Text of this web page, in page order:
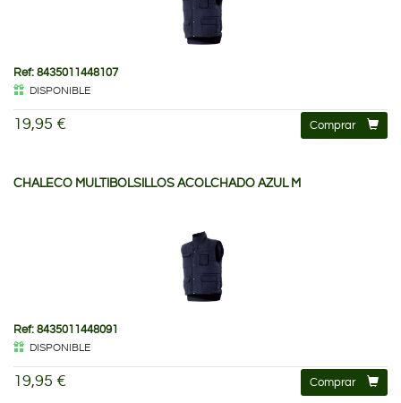
Ref: 8435011448107
DISPONIBLE
19,95 € Comprar
CHALECO MULTIBOLSILLOS ACOLCHADO AZUL M
Ref: 8435011448091
DISPONIBLE
19,95 € Comprar